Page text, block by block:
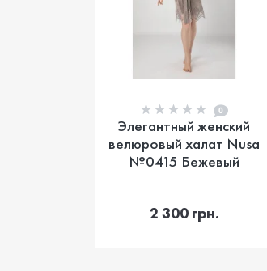
0
Элегантный женский
велюровый халат Nusa
№0415 Бежевый
2 300 грн.
В корзину